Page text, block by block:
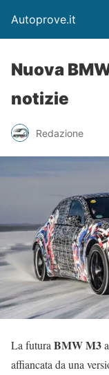
Autoprove.it
Nuova
notizie
Redazione
La futuraBMW M3
affiancata da una